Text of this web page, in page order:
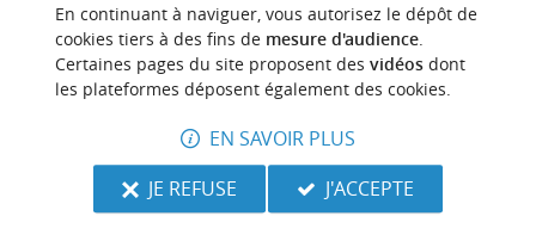
dernière mise à jour :08/07/2026 à 04:51:57
Source :Sirtaqui-Crédit photo :Margaux Charente -
En continuant à naviguer, vous autorisez le dépôt de
cookies tiers à des fins de mesure d'audience.
Certaines pages du site proposent des vidéosdont
les plateformes déposent également des cookies.
EN SAVOIR PLUS
JE REFUSE
J'ACCEPTE